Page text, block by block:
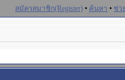
สมัครสมาชิก(Register) • ค้นหา • ช่ว